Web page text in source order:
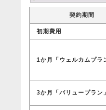
契約期間
初期費用
1か月「ウェルカムプラ
3か月「バリュープラン